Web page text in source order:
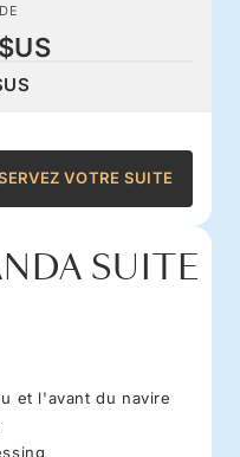
VOTRE SUITE
SUITE
et l'avant du navire